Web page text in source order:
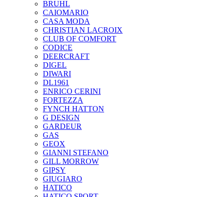
BRUHL
CAIOMARIO
CASA MODA
CHRISTIAN LACROIX
CLUB OF COMFORT
CODICE
DEERCRAFT
DIGEL
DIWARI
DL1961
ENRICO CERINI
FORTEZZA
FYNCH HATTON
G DESIGN
GARDEUR
GAS
GEOX
GIANNI STEFANO
GILL MORROW
GIPSY
GIUGIARO
HATICO